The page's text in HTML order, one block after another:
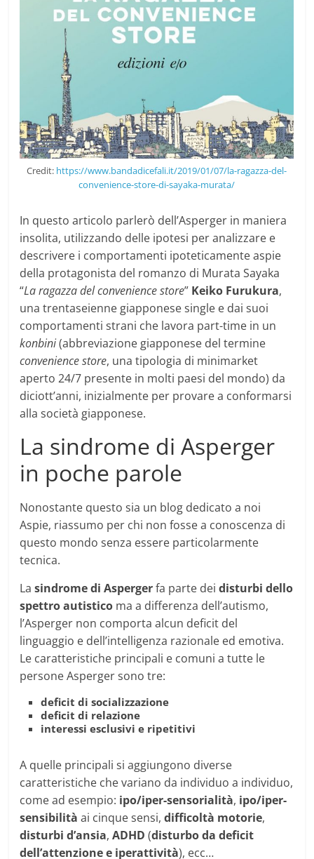
Credit: https://www.bandadicefali.it/2019/01/07/la-ragazza-del-
convenience-store-di-sayaka-murata/
In questo articolo parlerò dell’Asperger in maniera
insolita, utilizzando delle ipotesi per analizzare e
descrivere i comportamenti ipoteticamente aspie
della protagonista del romanzo di Murata Sayaka
“La ragazza del convenience store” Keiko Furukura,
una trentaseienne giapponese single e dai suoi
comportamenti strani che lavora part-time in un
konbini(abbreviazione giapponese del termine
convenience store, una tipologia di minimarket
aperto 24/7 presente in molti paesi del mondo) da
diciott’anni, inizialmente per provare a conformarsi
alla società giapponese.
La sindrome di Asperger
in poche parole
Nonostante questo sia un blog dedicato a noi
Aspie, riassumo per chi non fosse a conoscenza di
questo mondo senza essere particolarmente
tecnica.
Lasindrome di Aspergerfa parte deidisturbi dello
spettro autistico ma a differenza dell’autismo,
l’Asperger non comporta alcun deficit del
linguaggio e dell’intelligenza razionale ed emotiva.
Le caratteristiche principali e comuni a tutte le
persone Asperger sono tre:
deficit di socializzazione
deficit di relazione
interessi esclusivi e ripetitivi
A quelle principali si aggiungono diverse
caratteristiche che variano da individuo a individuo,
come ad esempio: ipo/iper-sensorialità, ipo/iper-
sensibilità ai cinque sensi,difficoltà motorie,
disturbi d’ansia,ADHD (disturbo da deficit
dell’attenzione e iperattività), ecc…